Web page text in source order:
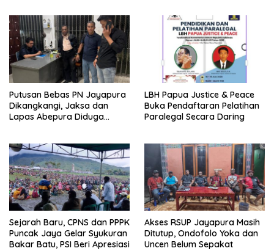
Putusan Bebas PN Jayapura
Dikangkangi, Jaksa dan
Lapas Abepura Diduga
LBH Papua Justice & Peace
Buka Pendaftaran Pelatihan
Paralegal Secara Daring
Sejarah Baru, CPNS dan PPPK
Puncak Jaya Gelar Syukuran
Bakar Batu, PSI Beri Apresiasi
Akses RSUP Jayapura Masih
Ditutup, Ondofolo Yoka dan
Uncen Belum Sepakat